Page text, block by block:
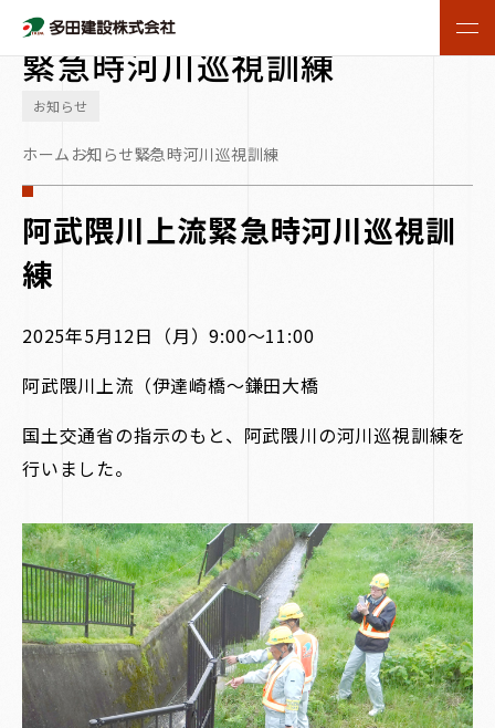
2025.05.12
緊急時河川巡視訓練
お知らせ
ホーム お知らせ緊急時河川巡視訓練
阿武隈川上流緊急時河川巡視訓
練
2025年5月12日（月）9:00～11:00
阿武隈川上流（伊達崎橋～鎌田大橋
国土交通省の指示のもと、阿武隈川の河川巡視訓練を
行いました。